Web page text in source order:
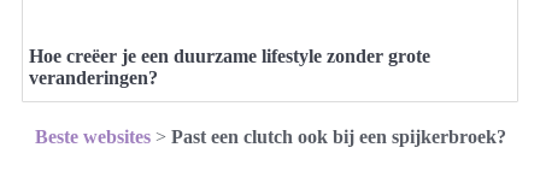
Hoe creëer je een duurzame lifestyle zonder grote
veranderingen?
Beste websites> Past een clutch ook bij een spijkerbroek?